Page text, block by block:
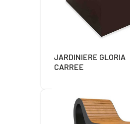
JARDINIERE GLORIA
CARREE